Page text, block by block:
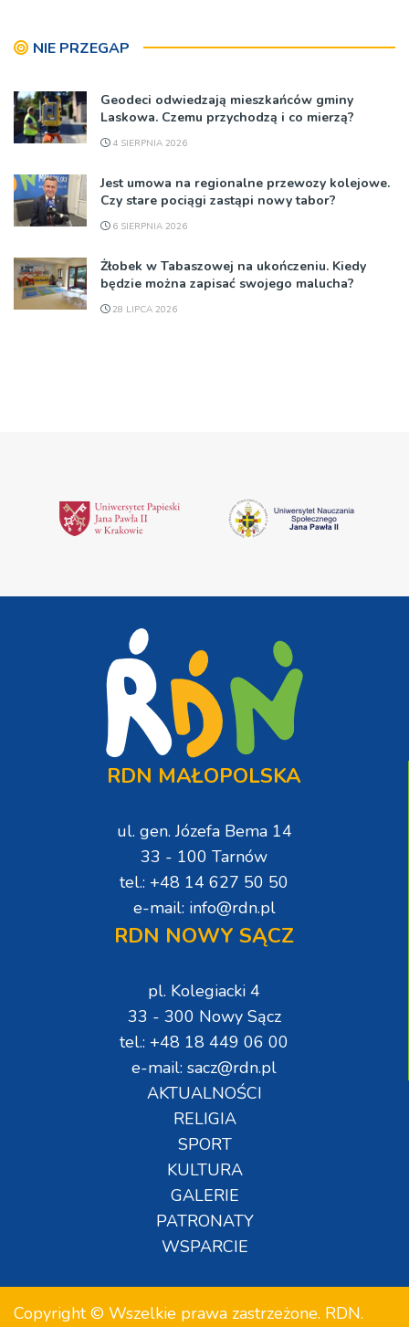
NIE PRZEGAP
Geodeci odwiedzają mieszkańców gminy
Laskowa. Czemu przychodzą i co mierzą?
4 SIERPNIA 2026
Jest umowa na regionalne przewozy kolejowe.
Czy stare pociągi zastąpi nowy tabor?
6 SIERPNIA 2026
Żłobek w Tabaszowej na ukończeniu. Kiedy
będzie można zapisać swojego malucha?
28 LIPCA 2026
RDN MAŁOPOLSKA
ul. gen. Józefa Bema 14
33 - 100 Tarnów
tel.: +48 14 627 50 50
e-mail: info@rdn.pl
RDN NOWY SĄCZ
pl. Kolegiacki 4
33 - 300 Nowy Sącz
tel.: +48 18 449 06 00
e-mail: sacz@rdn.pl
AKTUALNOŚCI
RELIGIA
SPORT
KULTURA
GALERIE
PATRONATY
WSPARCIE
Copyright © Wszelkie prawa zastrzeżone. RDN.